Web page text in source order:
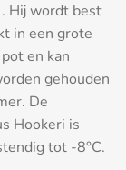
Hij wordt best
in een grote
en kan
gehouden
De
Hookeri is
tot -8°C.